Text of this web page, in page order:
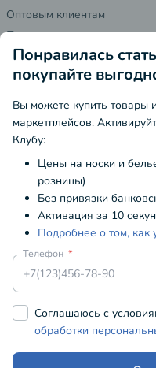
Понравилась
покупайте
Вы можете купить товары
маркетплейсов.
Клубу:
Цены на носки и
розницы)
Без привязки
Активация за 10
Подробнее о том, как
Телефон
Cоглашаюсь с
обработки
Оптовым клиентам
Поставщикам
Реквизиты
Адрес
г. Москва, м. Строгино, ул.
8 800 333 13 27
admin@nosmag.ru
Есть вопрос?Напишите нам
с 10:00 до 19:00 по МСК,
Публичная оферта
Пользовательское
Политика
Мы заботимся о
Находясь на данном
используемcookie-